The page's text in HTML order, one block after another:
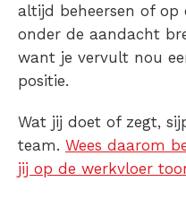
altijd beheersen of op
onder de aandacht
want je vervult nou
positie.
Wat jij doet of zegt,
team. Wees daarom
jij op de werkvloer